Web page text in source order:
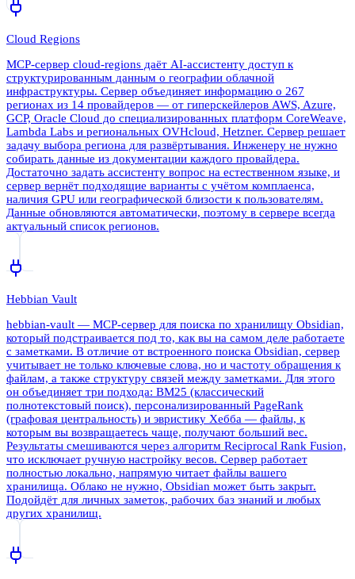
Cloud Regions
MCP-сервер cloud-regions даёт AI-ассистенту доступ к
структурированным данным о географии облачной
инфраструктуры. Сервер объединяет информацию о 267
регионах из 14 провайдеров — от гиперскейлеров AWS, Azure,
GCP, Oracle Cloud до специализированных платформ CoreWeave,
Lambda Labs и региональных OVHcloud, Hetzner. Сервер решает
задачу выбора региона для развёртывания. Инженеру не нужно
собирать данные из документации каждого провайдера.
Достаточно задать ассистенту вопрос на естественном языке, и
сервер вернёт подходящие варианты с учётом комплаенса,
наличия GPU или географической близости к пользователям.
Данные обновляются автоматически, поэтому в сервере всегда
актуальный список регионов.
Hebbian Vault
hebbian-vault — MCP-сервер для поиска по хранилищу Obsidian,
который подстраивается под то, как вы на самом деле работаете
с заметками. В отличие от встроенного поиска Obsidian, сервер
учитывает не только ключевые слова, но и частоту обращения к
файлам, а также структуру связей между заметками. Для этого
он объединяет три подхода: BM25 (классический
полнотекстовый поиск), персонализированный PageRank
(графовая центральность) и эвристику Хебба — файлы, к
которым вы возвращаетесь чаще, получают больший вес.
Результаты смешиваются через алгоритм Reciprocal Rank Fusion,
что исключает ручную настройку весов. Сервер работает
полностью локально, напрямую читает файлы вашего
хранилища. Облако не нужно, Obsidian может быть закрыт.
Подойдёт для личных заметок, рабочих баз знаний и любых
других хранилищ.